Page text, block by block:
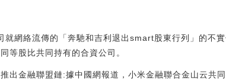
網絡流傳的「奔馳和吉利退出smart股東行列」的不
等股比共同持有的合資公司。
出金融聯盟鏈:據中國網報道，小米金融聯合金山云共